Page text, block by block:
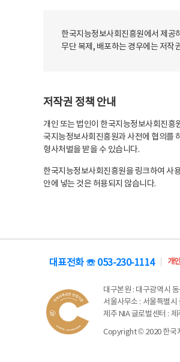
한국지능정보사회진흥원에서 제공
무단 복제, 배포하는 경우에는 저작
저작권 정책 안내
개인 또는 법인이 한국지능정보사회진흥
국지능정보사회진흥원과 사전에 협의를
형사처벌을 받을 수 있습니다.
한국지능정보사회진흥원을 링크하여 사
안에 넣는 것은 허용되지 않습니다.
대표전화 ☏ 053-230-1114 개
대구본원 : 대구광역시
서울사무소 : 서울특별
제주 NIA 글로벌센터 :
Copyright © 2020 한국